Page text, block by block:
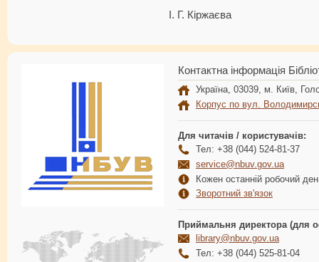
І. Г. Кіржаєва
Контактна інформація
Україна, 03039, м. Київ,
Корпус по вул.
Для читачів / користувачів:
Тел: +38 (044) 524-81-37
service@nbuv.gov.ua
Кожен останній робочий
Зворотний зв'язок
Приймальня директора (для
library@nbuv.gov.ua
Тел: +38 (044) 525-81-04